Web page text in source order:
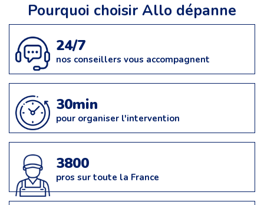
Pourquoi choisir Allo dépanne
24/7
nos conseillers vous accompagnent
30min
pour organiser l'intervention
3800
pros sur toute la France